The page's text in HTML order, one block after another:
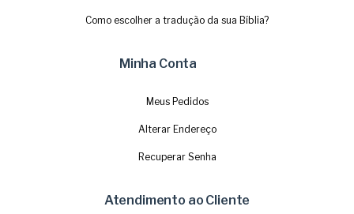
Como escolher a tradução da sua Bíblia?
Minha Conta
Meus Pedidos
Alterar Endereço
Recuperar Senha
Atendimento ao Cliente